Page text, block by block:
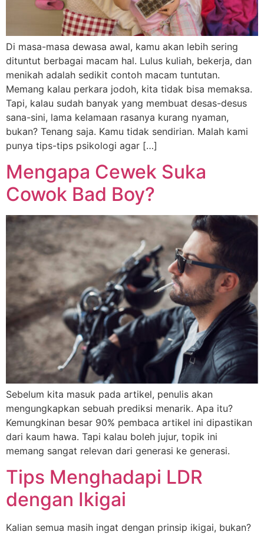
Di masa-masa dewasa awal, kamu akan lebih sering
dituntut berbagai macam hal. Lulus kuliah, bekerja, dan
menikah adalah sedikit contoh macam tuntutan.
Memang kalau perkara jodoh, kita tidak bisa memaksa.
Tapi, kalau sudah banyak yang membuat desas-desus
sana-sini, lama kelamaan rasanya kurang nyaman,
bukan? Tenang saja. Kamu tidak sendirian. Malah kami
punya tips-tips psikologi agar […]
Mengapa Cewek Suka
Cowok Bad Boy?
Sebelum kita masuk pada artikel, penulis akan
mengungkapkan sebuah prediksi menarik. Apa itu?
Kemungkinan besar 90% pembaca artikel ini dipastikan
dari kaum hawa. Tapi kalau boleh jujur, topik ini
memang sangat relevan dari generasi ke generasi.
Tips Menghadapi LDR
dengan Ikigai
Kalian semua masih ingat dengan prinsip ikigai, bukan?